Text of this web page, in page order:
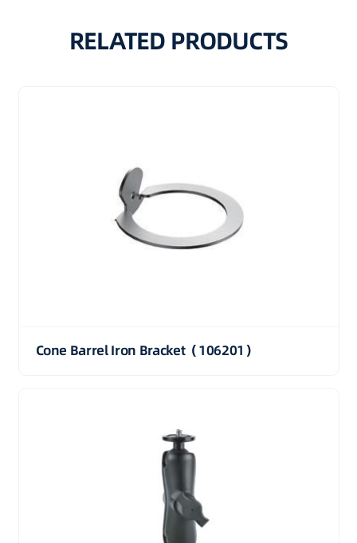
RELATED PRODUCTS
Cone Barrel Iron Bracket（106201）